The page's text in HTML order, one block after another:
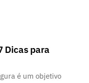
Dicas para
é um objetivo